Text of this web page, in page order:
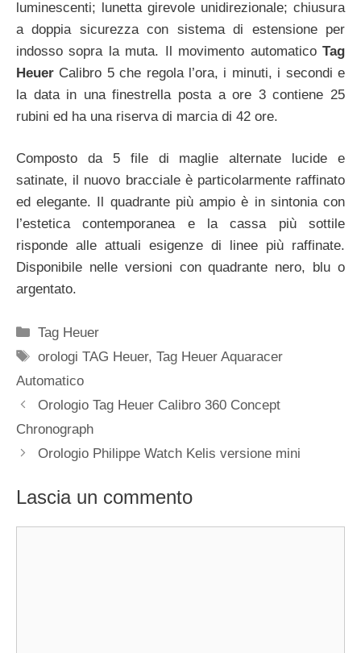
luminescenti; lunetta girevole unidirezionale; chiusura
a doppia sicurezza con sistema di estensione per
indosso sopra la muta. Il movimento automatico Tag
Heuer Calibro 5 che regola l’ora, i minuti, i secondi e
la data in una finestrella posta a ore 3 contiene 25
rubini ed ha una riserva di marcia di 42 ore.
Composto da 5 file di maglie alternate lucide e
satinate, il nuovo bracciale è particolarmente raffinato
ed elegante. Il quadrante più ampio è in sintonia con
l’estetica contemporanea e la cassa più sottile
risponde alle attuali esigenze di linee più raffinate.
Disponibile nelle versioni con quadrante nero, blu o
argentato.
Categorie
Tag Heuer
Tag
orologi TAG Heuer,Tag Heuer Aquaracer
Automatico
Navigazione
articolo
Orologio Tag Heuer Calibro 360 Concept
Chronograph
Orologio Philippe Watch Kelis versione mini
Lascia un commento